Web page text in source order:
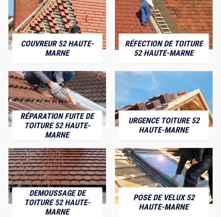
COUVREUR 52 HAUTE-
MARNE
RÉFECTION DE TOITURE
52 HAUTE-MARNE
RÉPARATION FUITE DE
TOITURE 52 HAUTE-
MARNE
URGENCE TOITURE 52
HAUTE-MARNE
DEMOUSSAGE DE
TOITURE 52 HAUTE-
MARNE
POSE DE VELUX 52
HAUTE-MARNE